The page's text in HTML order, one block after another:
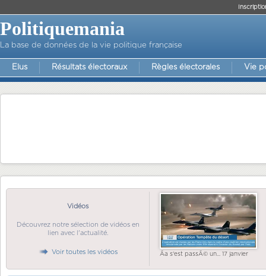
Politiquemania
La base de données de la vie politique française
Elus Résultats électoraux Règles électorales Vie
Vidéos
Découvrez notre sélection de vidéos en
lien avec l'actualité.
Voir toutes les vidéos Ãa s'est passÃ© un... 17 janvier